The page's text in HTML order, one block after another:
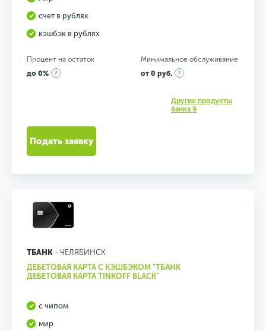
счет в рублях
кэшбэк в рублях
Процент на остаток
до 0%
Минимальное обслуживание
от 0 руб.
Другие продукты
банка 9
Подать заявку
ТБАНК - ЧЕЛЯБИНСК
ДЕБЕТОВАЯ КАРТА С КЭШБЭКОМ "ТБАНК
ДЕБЕТОВАЯ КАРТА TINKOFF BLACK"
с чипом
мир